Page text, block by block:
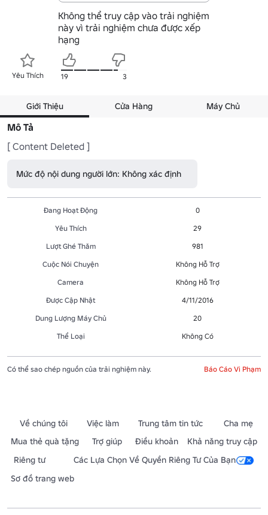
Không thể truy cập vào trải nghiệm
này vì trải nghiệm chưa được xếp
hạng
Yêu Thích 19 3
Giới Thiệu Cửa Hàng Máy Chủ
Mô Tả
[ Content Deleted ]
Mức độ nội dung người lớn: Không xác định
Đang Hoạt Động
0
Yêu Thích
29
Lượt Ghé Thăm
981
Cuộc Nói Chuyện
Không Hỗ Trợ
Camera
Không Hỗ Trợ
Được Cập Nhật
4/11/2016
Dung Lượng Máy Chủ
20
Thể Loại
Không Có
Có thể sao chép nguồn của trải nghiệm này. Báo Cáo Vi Phạm
Về chúng tôi Việc làm Trung tâm tin tức
Cha mẹ
Mua thẻ quà tặng
Trợ giúp Điều khoản
Khả năng truy cập
Riêng tư
Các Lựa Chọn Về Quyền Riêng Tư Của Bạn
Sơ đồ trang web